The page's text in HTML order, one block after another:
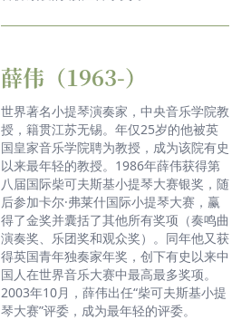
薛伟（1963-）
世界著名小提琴演奏家，中央音乐学院教
授，籍贯江苏无锡。年仅25岁的他被英
国皇家音乐学院聘为教授，成为该院有史
以来最年轻的教授。1986年薛伟获得第
八届国际柴可夫斯基小提琴大赛银奖，随
后参加卡尔·弗莱什国际小提琴大赛，赢
得了金奖并囊括了其他所有奖项（奏鸣曲
演奏奖、乐团奖和观众奖）。同年他又获
得英国青年独奏家年奖，创下有史以来中
国人在世界音乐大赛中最高最多奖项。
2003年10月，薛伟出任“柴可夫斯基小提
琴大赛”评委，成为最年轻的评委。